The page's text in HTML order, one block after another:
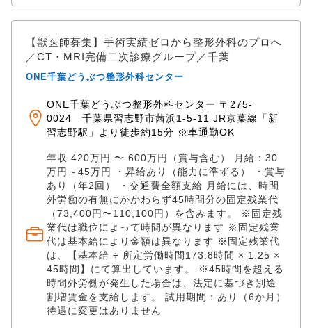
アルバイトなど柔軟な勤務形態も応相談です。 自己研
修費補助制度もあり、学会参加や勉強会など自主的な
スキルアップもバックアップしています。
す。 高度な整形・神経外科手術のメイン執刀医として
活躍いただきつつ、センターの現場リーダー・院長候
補としてチームの牽引や後進の指導をお任せします。
◆◇アピールポイント◆◇ ✅二次診療専門 × 高度医療設
インにおこないます。 整形外科・神経科の二次診療に
・Cアームレントゲン：リアルタイムであらゆる角度か
らのレントゲン撮影が可能 ・関節鏡：体への負担の少
ない手術を可能に ・リハビリ用プール、トレッドミ
ル：大型犬のリハビリも充実 充実した設備を使用しな
がら、多様で難度の高い症例を経験し、専門性を集中
的に高められます。 ✅豊富な手術件数と症例経験 千葉
センターでは年間600件以上、グループ全体で年間
1000件以上の整形・神経外科手術を実施。 ・骨折（約
2500件） ・前十字靭帯断裂（約1700件） ・椎間板ヘ
ルニア（約1600件） ・膝蓋骨脱臼（約1500件） など
累計実績10000件を超える手術実績があります。
✅「プレイヤー×指導者」としてキャリアの幅を広げる
ご自身の卓越した執刀技術を発揮していただくだけで
なく、教育システム（5ステップ）に基づく後進育成
や、拠点運営に関わることで、 獣医師としての市場価
【獣医師募集】手術実績ゼロから整形外科のプロへ
／CT・MRI完備二次診療グループ／千葉
ONE千葉どうぶつ整形外科センター
ONE千葉どうぶつ整形外科センター 〒275-
0024 千葉県習志野市茜浜1-5-11 JR京葉線「新
習志野駅」より徒歩約15分 ※車通勤OK
年収 420万円 〜 600万円（賞与含む） 月給：30
万円～45万円 ・昇給あり（能力に準ずる） ・賞与
あり（年2回） ・交通費全額支給 月給には、時間
外労働の有無にかかわらず45時間分の固定残業代
（73,400円〜110,100円）を含みます。 ※固定残
業代は職位によって時間が異なります ※固定残業
代は基本給により金額は異なります ※固定残業代
は、【基本給 ÷ 所定労働時間173.8時間 × 1.25 ×
45時間】にて算出しています。 ※45時間を超える
時間外労働が発生した場合は、法定に基づき別途
割増賃金を支給します。 試用期間：あり（6か月）
待遇に変更はありません